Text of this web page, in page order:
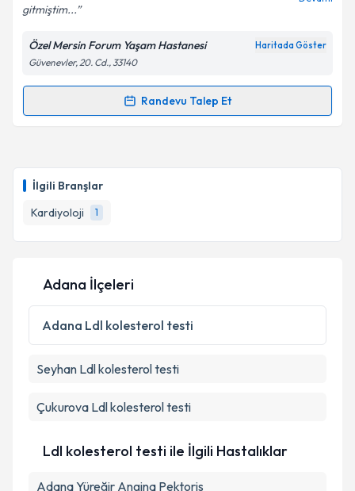
İlgili Branşlar
Kardiyoloji
1
Kişisel verilerimin işlenmesine ilişkin
Metni'ni okudum ve kişisel verilerimin belirtilen
kapsamda işlenmesini kabul ediyorum.
gitmiştim...
Özel Mersin Forum Yaşam Hastanesi Haritada Göster
Güvenevler, 20. Cd., 33140
Randevu Talep Et
Randevu Takvimi Talebi
takvim hazırlandığında e-posta ile bilgilendireceğiz.
E-posta Adresiniz
Kişisel verilerimin işlenmesine ilişkinAydınlatma
Metni 'ni okudum ve kişisel verilerimin belirtilen
kapsamda işlenmesini kabul ediyorum.
Adana İlçeleri
Adana Ldl kolesterol testi
Seyhan Ldl kolesterol testi
Çukurova Ldl kolesterol testi
Ldl kolesterol testi ile İlgili Hastalıklar
Adana Yüreğir Angina Pektoris